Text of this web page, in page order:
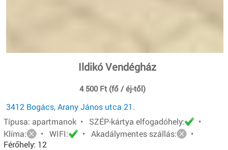
Ildikó Vendégház
4 500 Ft (fő / éj-től)
3412 Bogács, Arany János utca 21.
Típusa: apartmanok • SZÉP-kártya elfogadóhely:
•
Klíma:
• WIFI: • Akadálymentes szállás:
•
Férőhely: 12